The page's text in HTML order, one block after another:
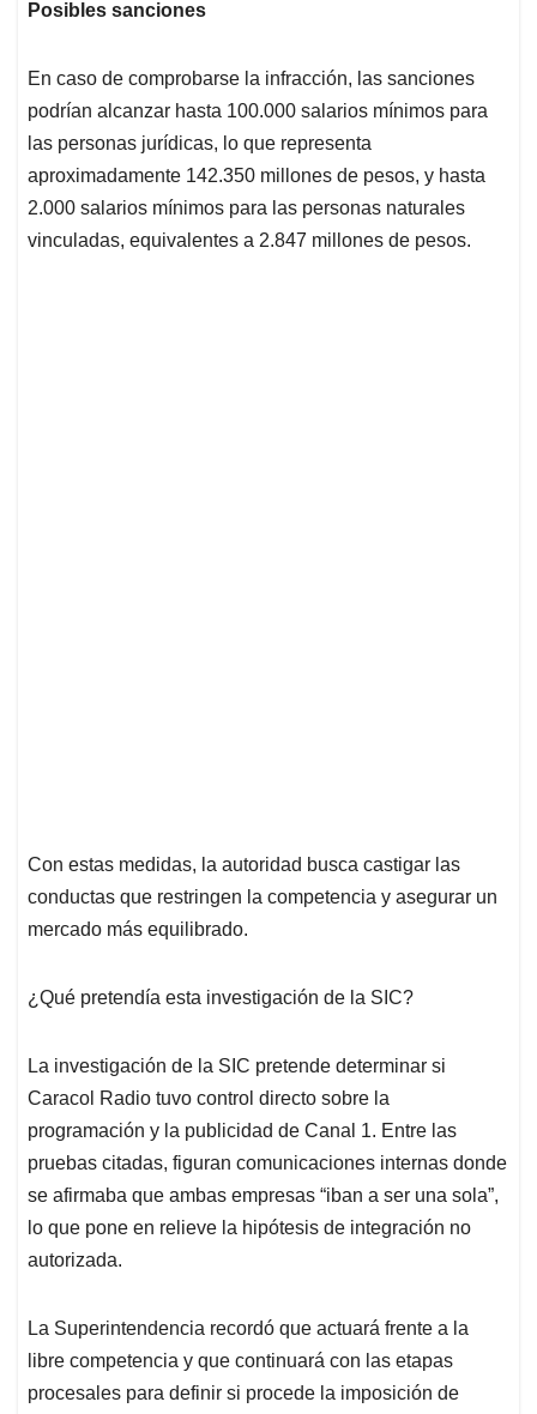
Posibles sanciones
En caso de comprobarse la infracción, las sanciones
podrían alcanzar hasta 100.000 salarios mínimos para
las personas jurídicas, lo que representa
aproximadamente 142.350 millones de pesos, y hasta
2.000 salarios mínimos para las personas naturales
vinculadas, equivalentes a 2.847 millones de pesos.
Con estas medidas, la autoridad busca castigar las
conductas que restringen la competencia y asegurar un
mercado más equilibrado.
¿Qué pretendía esta investigación de la SIC?
La investigación de la SIC pretende determinar si
Caracol Radio tuvo control directo sobre la
programación y la publicidad de Canal 1. Entre las
pruebas citadas, figuran comunicaciones internas donde
se afirmaba que ambas empresas “iban a ser una sola”,
lo que pone en relieve la hipótesis de integración no
autorizada.
La Superintendencia recordó que actuará frente a la
libre competencia y que continuará con las etapas
procesales para definir si procede la imposición de